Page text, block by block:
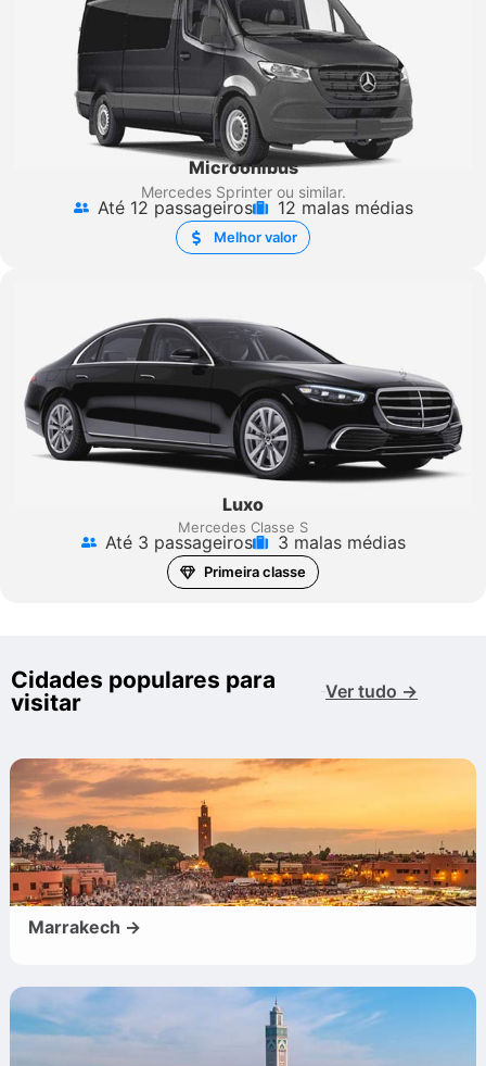
Microônibus
Mercedes Sprinterou similar.
Até 12 passageiros 12 malas médias
Melhor valor
Luxo
Mercedes Classe S
Até 3 passageiros 3 malas médias
Primeira classe
Cidades populares para
visitar
Ver tudo →
Marrakech →